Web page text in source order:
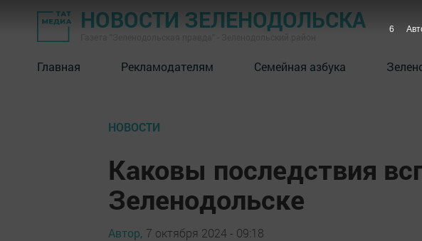
НОВОСТИ ЗЕЛЕНОДОЛЬСКА
Главная Рекламодателям Семейная азбука
НОВОСТИ
Каковы последствия
Зеленодольске
Автор, 7 октября 2024 - 09:18
5